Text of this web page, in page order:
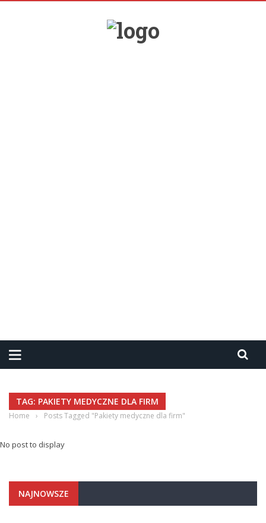
TAG: PAKIETY MEDYCZNE DLA FIRM
Home › Posts Tagged "Pakiety medyczne dla firm"
No post to display
NAJNOWSZE